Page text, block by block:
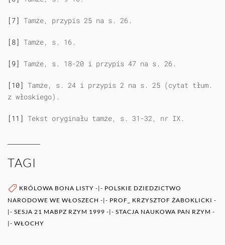
[7] Tamże, przypis 25 na s. 26.
[8] Tamże, s. 16.
[9] Tamże, s. 18-20 i przypis 47 na s. 26.
[10] Tamże, s. 24 i przypis 2 na s. 25 (cytat tłum.
z włoskiego).
[11] Tekst oryginału tamże, s. 31-32, nr IX.
TAGI
KRÓLOWA BONA LISTY -|- POLSKIE DZIEDZICTWO
NARODOWE WE WŁOSZECH -|- PROF_ KRZYSZTOF ŻABOKLICKI -
|- SESJA 21 MABPZ RZYM 1999 -|- STACJA NAUKOWA PAN RZYM -
|- WŁOCHY